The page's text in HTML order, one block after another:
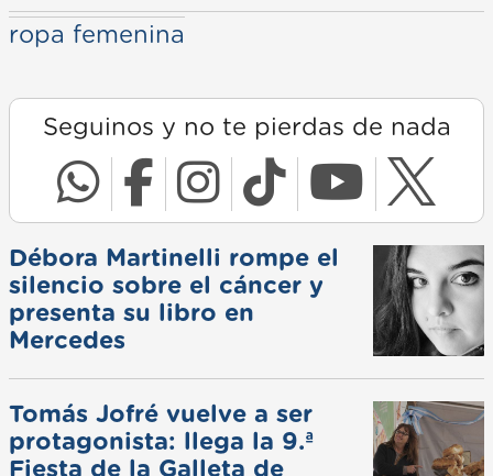
ropa femenina
Seguinos y no te pierdas de nada
Débora Martinelli rompe el
silencio sobre el cáncer y
presenta su libro en
Mercedes
Tomás Jofré vuelve a ser
protagonista: llega la 9.ª
Fiesta de la Galleta de